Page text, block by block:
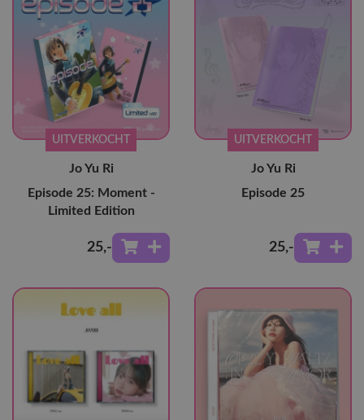
UITVERKOCHT
Jo Yu Ri
Episode 25: Moment -
Limited Edition
25,-
UITVERKOCHT
Jo Yu Ri
Episode 25
25,-